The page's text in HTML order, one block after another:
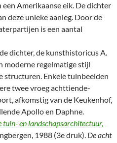
Amerikaanse eik. De dichter
deze unieke aanleg. Door de
is een aantal
dichter, de kunsthistoricus A.
moderne regelmatige stijl
structuren. Enkele tuinbeelden
twee vroeg achttiende-
afkomstig van de Keukenhof,
Apollo en Daphne.
tuin- en landschapsarchitectuur,
1988 (3e druk). De acht